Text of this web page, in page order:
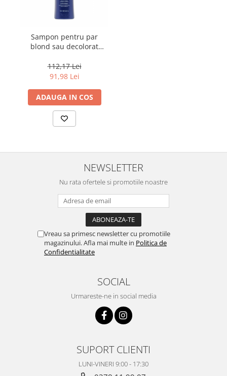
Sampon pentru par
blond sau decolorat
Yellow, 1000 ml
112,17 Lei
91,98 Lei
ADAUGA IN COS
NEWSLETTER
Nu rata ofertele si promotiile noastre
Vreau sa primesc newsletter cu promotiile
magazinului. Afla mai multe in Politica de
Confidentialitate
SOCIAL
Urmareste-ne in social media
SUPORT CLIENTI
LUNI-VINERI 9:00 - 17:30